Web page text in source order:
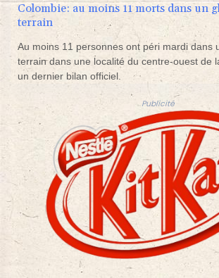
Colombie: au moins 11 morts dans un
terrain
Au moins 11 personnes ont péri mardi dans
terrain dans une localité du centre-ouest de
un dernier bilan officiel.
Publicité